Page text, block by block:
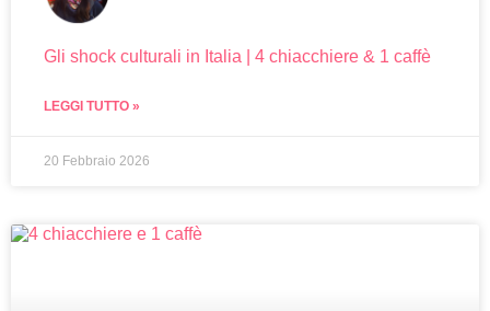
Gli shock culturali in Italia | 4 chiacchiere & 1 caffè
LEGGI TUTTO »
20 Febbraio 2026